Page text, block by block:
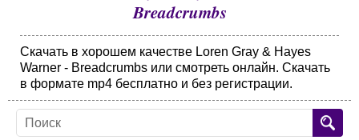
Breadcrumbs
Скачать в хорошем качестве Loren Gray & Hayes
Warner - Breadcrumbs или смотреть онлайн. Скачать
в формате mp4 бесплатно и без регистрации.